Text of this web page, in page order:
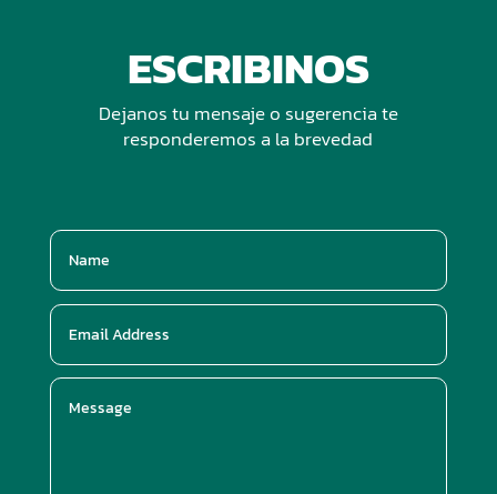
ESCRIBINOS
Dejanos tu mensaje o sugerencia te
responderemos a la brevedad